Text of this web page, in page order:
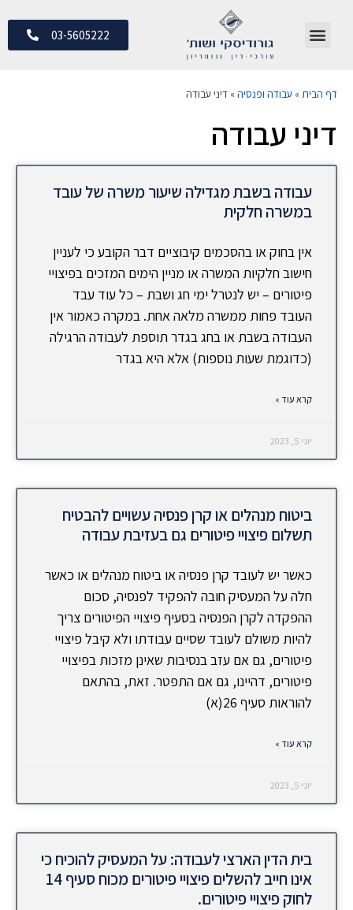
03-5605222
דף הבית » עבודה ופנסיה » דיני עבודה
דיני עבודה
עבודה בשבת מגדילה שיעור משרה של עובד
במשרה חלקית
אין בחוק או בהסכמים קיבוציים דבר הקובע כי לעניין
חישוב חלקיות המשרה או מניין הימים המזכים בפיצויי
פיטורים – יש לנטרל ימי חג ושבת – כל עוד עבד
העובד פחות ממשרה מלאה אחת. במקרה כאמור אין
העבודה בשבת או בחג בגדר תוספת לעבודה הרגילה
(כדוגמת שעות נוספות) אלא היא בגדר
קרא עוד »
יוני 5, 2023
ביטוח מנהלים או קרן פנסיה עשויים להבטיח
תשלום פיצויי פיטורים גם בעזיבת עבודה
כאשר יש לעובד קרן פנסיה או ביטוח מנהלים או כאשר
חלה על המעסיק חובה להפקיד לפנסיה, סכום
ההפקדה לקרן הפנסיה בסעיף פיצויי הפיטורים צריך
להיות משולם לעובד שסיים עבודתו ולא קיבל פיצויי
פיטורים, גם אם עזב בנסיבות שאינן מזכות בפיצויי
פיטורים, דהיינו, גם אם התפטר. זאת, בהתאם
להוראות סעיף 26(א)
קרא עוד »
יוני 5, 2023
בית הדין הארצי לעבודה: על המעסיק להוכיח כי
אינו חייב להשלים פיצויי פיטורים מכוח סעיף 14
לחוק פיצויי פיטורים.